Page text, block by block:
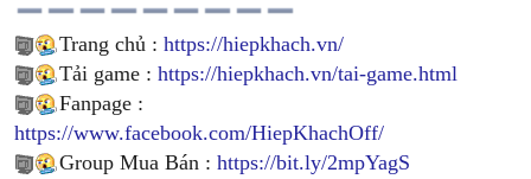
Trang chủ : https://hiepkhach.vn/
Tải game : https://hiepkhach.vn/tai-game.html
Fanpage :
https://www.facebook.com/HiepKhachOff/
Group Mua Bán : https://bit.ly/2mpYagS